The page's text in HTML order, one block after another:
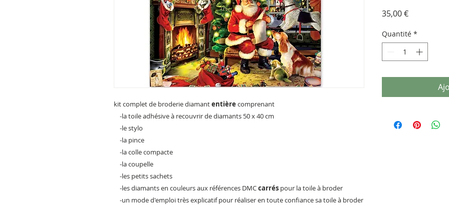
kit complet de broderie diamantentière comprenant
-la toile adhésive à recouvrir de diamants 50 x 40 cm
-le stylo
-la pince
-la colle compacte
-la coupelle
-les petits sachets
-les diamants en couleurs aux références DMCcarrés pour la toile à broder
-un mode d'emploi très explicatif pour réaliser en toute confiance sa toile à broder
35,00 €Prix
Quantité *